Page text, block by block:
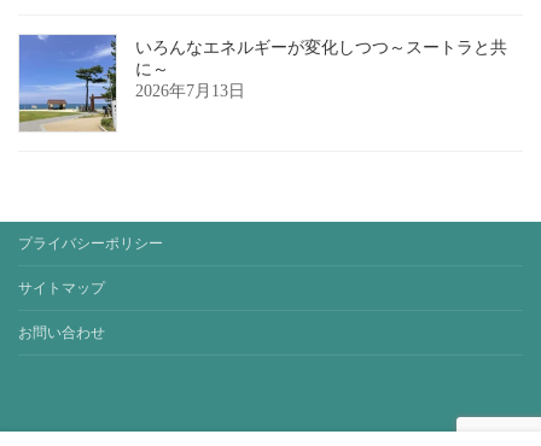
いろんなエネルギーが変化しつつ～スートラと共
に～
2026年7月13日
プライバシーポリシー
サイトマップ
お問い合わせ